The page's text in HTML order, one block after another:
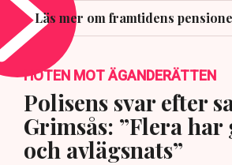
Läs mer om framtidens
HOTEN MOT ÄGANDERÄTTEN
Polisens svar efter
Grimsås: ”Flera
och avlägsnats”